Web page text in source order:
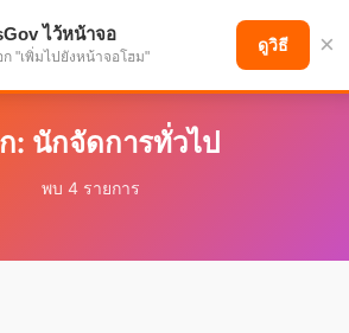
พื่ออนาคตที่ก้าวหน้า
: นักจัดการทั่วไป
พบ 4 รายการ
ไว้หน้าจอ
"เพิ่มไปยังหน้าจอโฮม"
ดูวิธี ×